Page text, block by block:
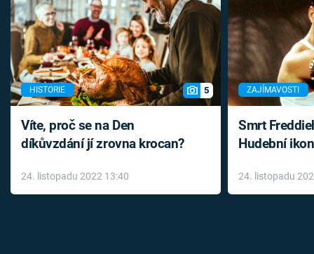
HISTORIE 5
Víte, proč se na Den
díkůvzdání jí zrovna krocan?
24. listopadu 2022 13:40
ZAJÍMAVOSTI
Smrt
Hudební
léky
24. listopadu